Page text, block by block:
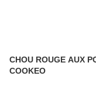
CHOU ROUGE AUX
COOKEO